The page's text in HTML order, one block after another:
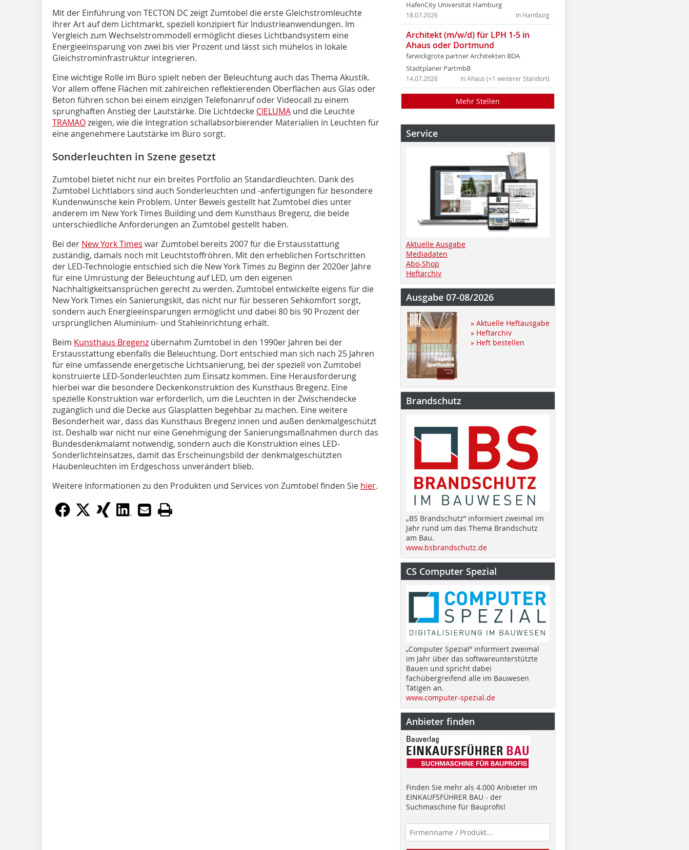
Mit der Einführung von TECTON DC zeigt Zumtobel die erste Gleichstromleuchte
ihrer Art auf dem Lichtmarkt, speziell konzipiert für Industrieanwendungen. Im
Vergleich zum Wechselstrommodell ermöglicht dieses Lichtbandsystem eine
Energieeinsparung von zwei bis vier Prozent und lässt sich mühelos in lokale
Gleichstrominfrastruktur integrieren.
Eine wichtige Rolle im Büro spielt neben der Beleuchtung auch das Thema Akustik.
Vor allem offene Flächen mit zahlreichen reflektierenden Oberflächen aus Glas oder
Beton führen schon bei einem einzigen Telefonanruf oder Videocall zu einem
sprunghaften Anstieg der Lautstärke. Die Lichtdecke CIELUMA und die Leuchte
TRAMAOzeigen, wie die Integration schallabsorbierender Materialien in Leuchten für
eine angenehmere Lautstärke im Büro sorgt.
Sonderleuchten in Szene gesetzt
Zumtobel bietet nicht nur ein breites Portfolio an Standardleuchten. Dank des
Zumtobel Lichtlabors sind auch Sonderleuchten und -anfertigungen für besondere
Kundenwünsche kein Problem. Unter Beweis gestellt hat Zumtobel dies unter
anderem im New York Times Building und dem Kunsthaus Bregenz, die beide
unterschiedliche Anforderungen an Zumtobel gestellt haben.
Bei der New York Times war Zumtobel bereits 2007 für die Erstausstattung
zuständig, damals noch mit Leuchtstoffröhren. Mit den erheblichen Fortschritten
der LED-Technologie entschied sich die New York Times zu Beginn der 2020er Jahre
für eine Umrüstung der Beleuchtung auf LED, um den eigenen
Nachhaltigkeitsansprüchen gerecht zu werden. Zumtobel entwickelte eigens für die
New York Times ein Sanierungskit, das nicht nur für besseren Sehkomfort sorgt,
sondern auch Energieeinsparungen ermöglicht und dabei 80 bis 90 Prozent der
ursprünglichen Aluminium- und Stahleinrichtung erhält.
Beim Kunsthaus Bregenz übernahm Zumtobel in den 1990er Jahren bei der
Erstausstattung ebenfalls die Beleuchtung. Dort entschied man sich nach 25 Jahren
für eine umfassende energetische Lichtsanierung, bei der speziell von Zumtobel
konstruierte LED-Sonderleuchten zum Einsatz kommen. Eine Herausforderung
hierbei war die besondere Deckenkonstruktion des Kunsthaus Bregenz. Eine
spezielle Konstruktion war erforderlich, um die Leuchten in der Zwischendecke
zugänglich und die Decke aus Glasplatten begehbar zu machen. Eine weitere
Besonderheit war, dass das Kunsthaus Bregenz innen und außen denkmalgeschützt
ist. Deshalb war nicht nur eine Genehmigung der Sanierungsmaßnahmen durch das
Bundesdenkmalamt notwendig, sondern auch die Konstruktion eines LED-
Sonderlichteinsatzes, damit das Erscheinungsbild der denkmalgeschützten
Haubenleuchten im Erdgeschoss unverändert blieb.
Weitere Informationen zu den Produkten und Services von Zumtobel finden Sie hier.
HafenCity Universität Hamburg
in Hamburg
18.07.2026
Architekt (m/w/d) für LPH 1-5 in
Ahaus oder Dortmund
farwickgrote partner Architekten BDA
Stadtplaner PartmbB
in Ahaus (+1 weiterer Standort)
14.07.2026
Mehr Stellen
Service
Aktuelle Ausgabe
Mediadaten
Abo-Shop
Heftarchiv
Ausgabe 07-08/2026
» Aktuelle Heftausgabe
» Heftarchiv
» Heft bestellen
Brandschutz
„BS Brandschutz“ informiert zweimal im
Jahr rund um das Thema Brandschutz
am Bau.
www.bsbrandschutz.de
CS Computer Spezial
„Computer Spezial“ informiert zweimal
im Jahr über das softwareunterstützte
Bauen und spricht dabei
fachübergreifend alle im Bauwesen
Tätigen an.
www.computer-spezial.de
Anbieter finden
Finden Sie mehr als 4.000 Anbieter im
EINKAUFSFÜHRER BAU - der
Suchmaschine für Bauprofis!